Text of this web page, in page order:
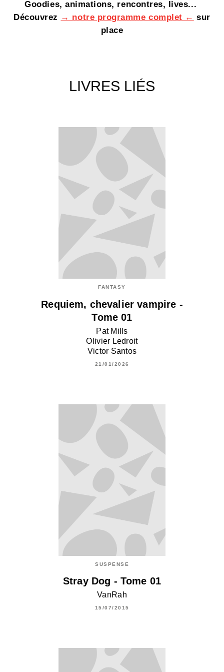
Goodies, animations, rencontres, lives...
Découvrez → notre programme complet ← sur
place
LIVRES LIÉS
FANTASY
Requiem, chevalier vampire -
Tome 01
Pat Mills
Olivier Ledroit
Victor Santos
21/01/2026
SUSPENSE
Stray Dog - Tome 01
VanRah
15/07/2015